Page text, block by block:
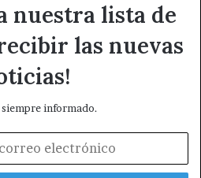
nuestra lista de
las nuevas
informado.